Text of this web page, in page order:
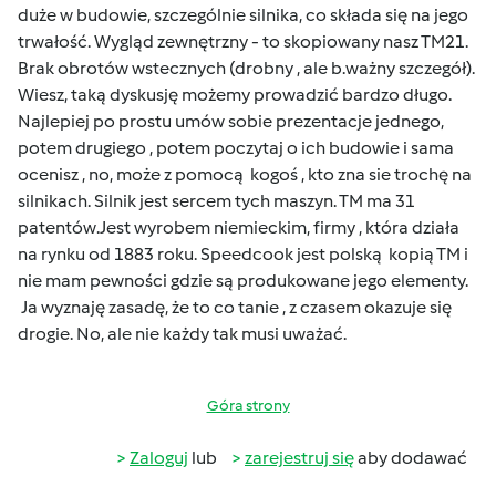
duże w budowie, szczególnie silnika, co składa się na jego
trwałość. Wygląd zewnętrzny - to skopiowany nasz TM21.
Brak obrotów wstecznych (drobny , ale b.ważny szczegół).
Wiesz, taką dyskusję możemy prowadzić bardzo długo.
Najlepiej po prostu umów sobie prezentacje jednego,
potem drugiego , potem poczytaj o ich budowie i sama
ocenisz , no, może z pomocą kogoś , kto zna sie trochę na
silnikach. Silnik jest sercem tych maszyn. TM ma 31
patentów.Jest wyrobem niemieckim, firmy , która działa
na rynku od 1883 roku. Speedcook jest polską kopią TM i
nie mam pewności gdzie są produkowane jego elementy.
Ja wyznaję zasadę, że to co tanie , z czasem okazuje się
drogie. No, ale nie każdy tak musi uważać.
Góra strony
Zaloguj lub zarejestruj sięaby dodawać